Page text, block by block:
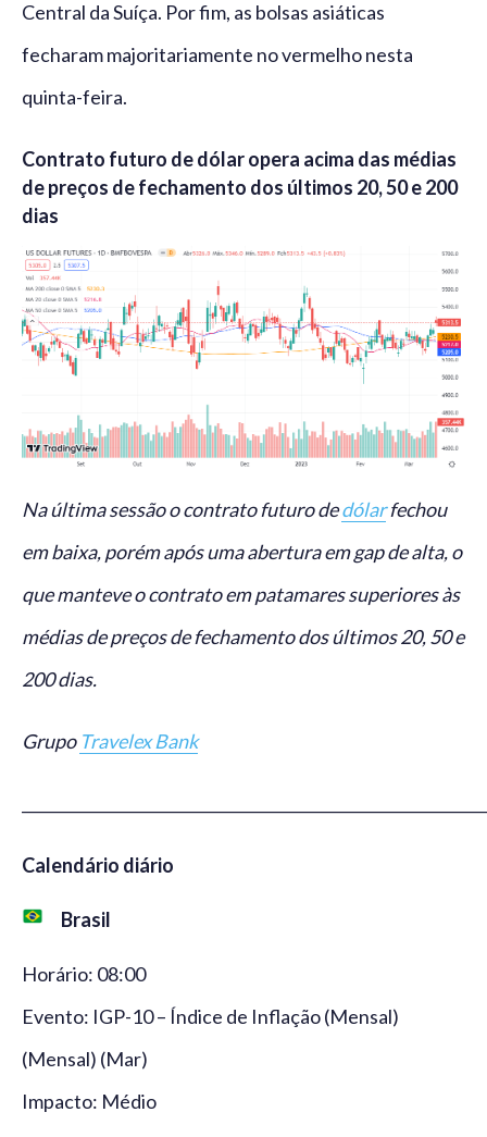
Central da Suíça. Por fim, as bolsas asiáticas
fecharam majoritariamente no vermelho nesta
quinta-feira.
Contrato futuro de dólar opera acima das médias
de preços de fechamento dos últimos 20, 50 e 200
dias
Na última sessão o contrato futuro dedólarfechou
em baixa, porém após uma abertura em gap de alta, o
que manteve o contrato em patamares superiores às
médias de preços de fechamento dos últimos 20, 50 e
200 dias.
Grupo Travelex Bank
Calendário diário
Brasil
Horário: 08:00
Evento: IGP-10 – Índice de Inflação (Mensal)
(Mensal) (Mar)
Impacto: Médio